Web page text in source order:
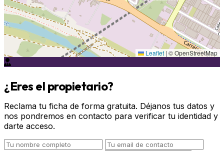
Leaflet | © OpenStreetMap
¿Eres el propietario?
Reclama tu ficha de forma gratuita. Déjanos tus datos y
nos pondremos en contacto para verificar tu identidad y
darte acceso.